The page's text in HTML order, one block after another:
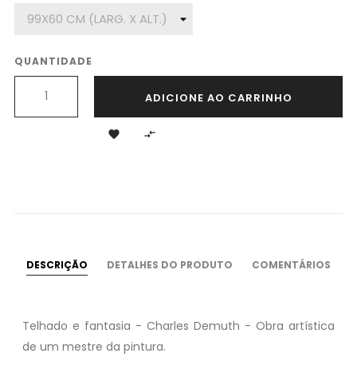
QUANTIDADE
ADICIONE AO CARRINHO
 
DESCRIÇÃO DETALHES DO PRODUTO COMENTÁRIOS
Telhado e fantasia - Charles Demuth - Obra artística
de um mestre da pintura.